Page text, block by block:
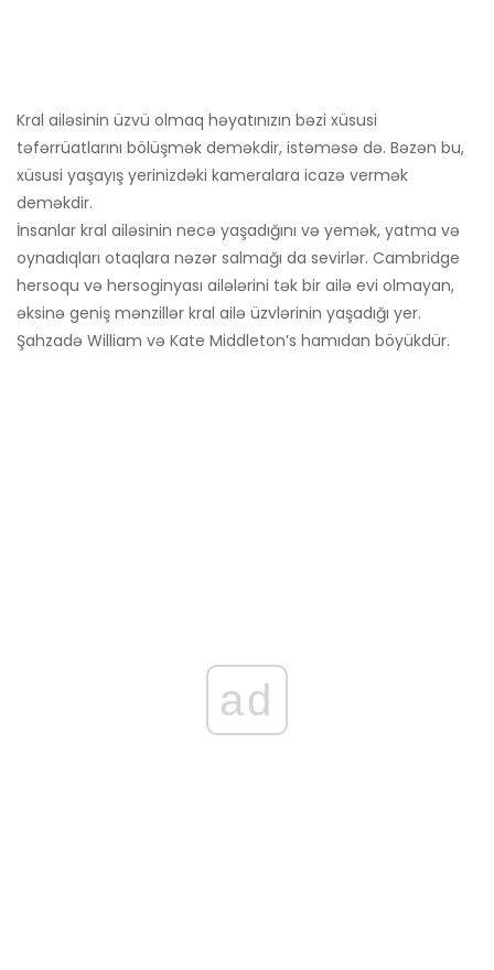
Kral ailəsinin üzvü olmaq həyatınızın bəzi xüsusi
təfərrüatlarını bölüşmək deməkdir, istəməsə də. Bəzən bu,
xüsusi yaşayış yerinizdəki kameralara icazə vermək
deməkdir.
İnsanlar kral ailəsinin necə yaşadığını və yemək, yatma və
oynadıqları otaqlara nəzər salmağı da sevirlər. Cambridge
hersoqu və hersoginyası ailələrini tək bir ailə evi olmayan,
əksinə geniş mənzillər kral ailə üzvlərinin yaşadığı yer.
Şahzadə William və Kate Middleton’s hamıdan böyükdür.
ad